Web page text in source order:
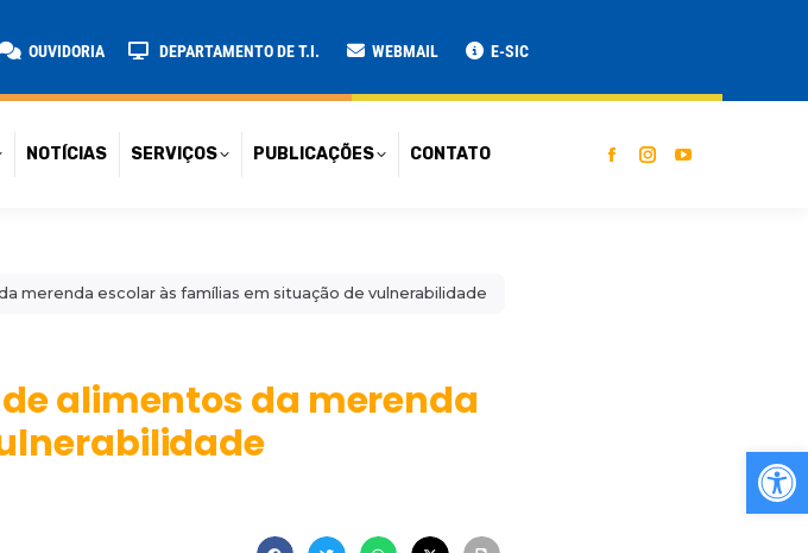
OUVIDORIA DEPARTAMENTO DE T.I. WEBMAIL E-SIC
NOTÍCIAS SERVIÇOS PUBLICAÇÕES CONTATO
merenda escolar às famílias em situação de vulnerabilidade
alimentos da merenda